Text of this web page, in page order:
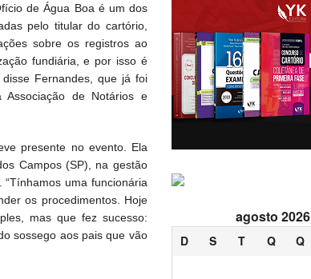
de Água Boa é um dos
pelo titular do cartório,
sobre os registros ao
fundiária, e por isso é
Fernandes, que já foi
de Notários e
presente no evento. Ela
Campos (SP), na gestão
uma funcionária
os procedimentos. Hoje
mas que fez sucesso:
sossego aos pais que vão
agosto 2026
D S T Q Q